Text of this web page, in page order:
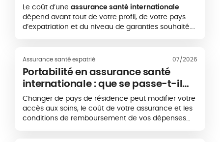
Le coût d’une assurance santé internationale
dépend avant tout de votre profil, de votre pays
d’expatriation et du niveau de garanties souhaité.
qu’une assurance expatrié plus complète, incluant
par exemple les soins aux États-Unis, peut
dépasser plusieurs milliers d’euros annuels.
L’objectif est donc de choisir une protection
adaptée à vos besoins réels, sans payer pour des
garanties inutiles
Assurance santé expatrié 07/2026
Portabilité en assurance santé
internationale : que se passe-t-il
lorsque vous changez de pays ?
Changer de pays de résidence peut modifier votre
accès aux soins, le coût de votre assurance et les
conditions de remboursement de vos dépenses